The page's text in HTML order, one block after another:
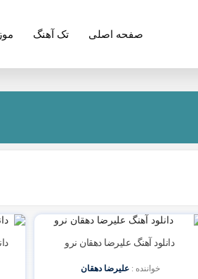
صفحه اصلی تک آهنگ
دانلود آهنگ علیرضا دهقان نرو
خواننده : علیرضا دهقان